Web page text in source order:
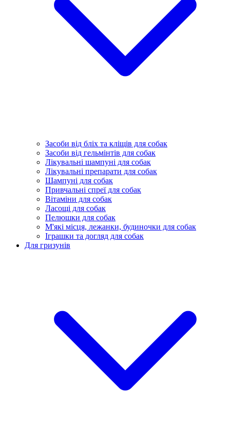
Засоби від бліх та кліщів для собак
Засоби від гельмінтів для собак
Лікувальні шампуні для собак
Лікувальні препарати для собак
Шампуні для собак
Привчальні спреї для собак
Вітаміни для собак
Ласощі для собак
Пелюшки для собак
М'які місця, лежанки, будиночки для собак
Іграшки та догляд для собак
Для гризунів